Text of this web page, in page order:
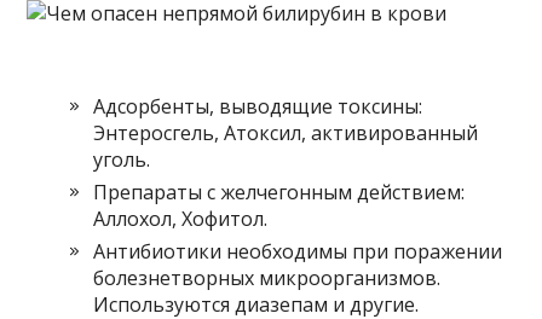
Адсорбенты, выводящие токсины:
Энтеросгель, Атоксил, активированный
уголь.
Препараты с желчегонным действием:
Аллохол, Хофитол.
Антибиотики необходимы при поражении
болезнетворных микроорганизмов.
Используются диазепам и другие.